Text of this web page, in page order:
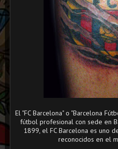
El "FC Barcelona" o "Barcelona
fútbol profesional con sede en
1899, el FC Barcelona es uno
reconocidos en el